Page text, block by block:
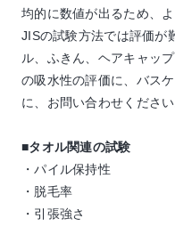
均的に数値が出るため、
JISの試験方法では評価が
ル、ふきん、ヘアキャッ
の吸水性の評価に、バス
に、お問い合わせください
■タオル関連の試験
・パイル保持性
・脱毛率
・引張強さ